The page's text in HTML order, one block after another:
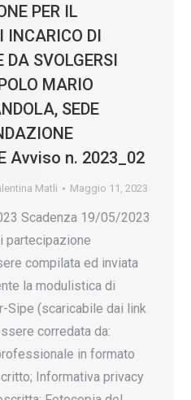
PER IL
INCARICO DI
SVOLGERSI
MARIO
SEDE
Avviso n. 2023_02
Matli Maggio 11, 2023
Scadenza 19/05/2023
partecipazione
compilata ed inviata
la modulistica di
Sipe (scaricabile dai link
corredata da:
in formato
Informativa privacy